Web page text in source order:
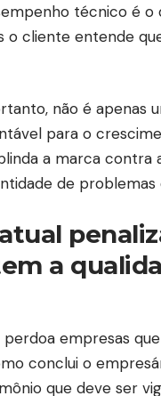
técnico é
o cliente entende
não é apenas
para o
a marca contra
de
a
empresas
conclui o
que deve ser